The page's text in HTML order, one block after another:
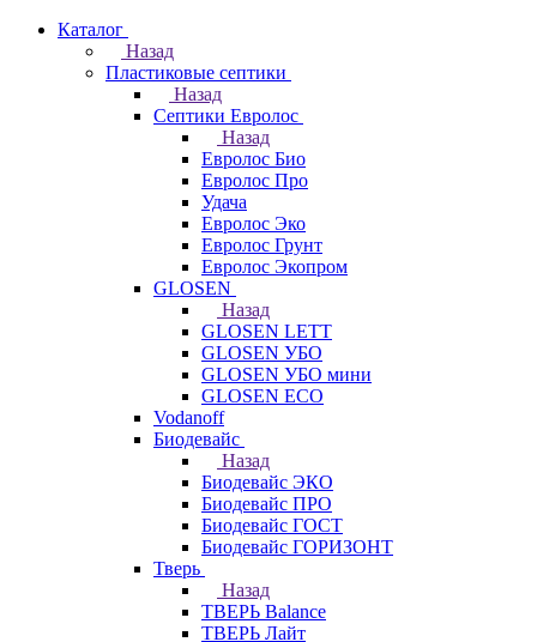
Каталог
Назад
Пластиковые септики
Назад
Септики Евролос
Назад
Евролос Био
Евролос Про
Удача
Евролос Эко
Евролос Грунт
Евролос Экопром
GLOSEN
Назад
GLOSEN LETT
GLOSEN УБО
GLOSEN УБО мини
GLOSEN ECO
Vodanoff
Биодевайс
Назад
Биодевайс ЭКО
Биодевайс ПРО
Биодевайс ГОСТ
Биодевайс ГОРИЗОНТ
Тверь
Назад
ТВЕРЬ Balance
ТВЕРЬ Лайт